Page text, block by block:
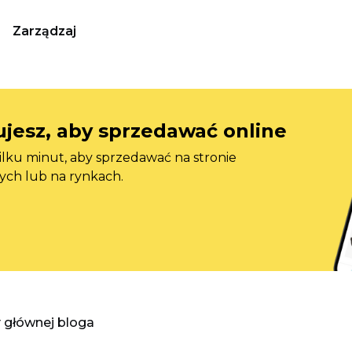
Zarządzaj
aby sprzedawać online
minut, aby sprzedawać na stronie
lub na rynkach.
głównej bloga